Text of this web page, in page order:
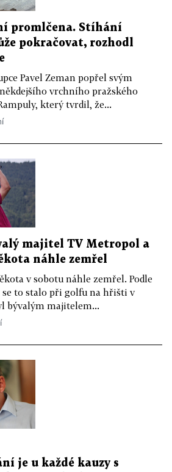
promlčena. Stíhání
pokračovat, rozhodl
Pavel Zeman popřel svým
vrchního pražského
který tvrdil, že...
majitel TV Metropol a
náhle zemřel
v sobotu náhle zemřel. Podle
se to stalo při golfu na hřišti v
bývalým majitelem...
je u každé kauzy s